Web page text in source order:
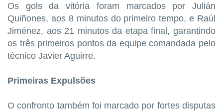
Os gols da vitória foram marcados por Julián
Quiñones, aos 8 minutos do primeiro tempo, e Raúl
Jiménez, aos 21 minutos da etapa final, garantindo
os três primeiros pontos da equipe comandada pelo
técnico Javier Aguirre.
Primeiras Expulsões
O confronto também foi marcado por fortes disputas